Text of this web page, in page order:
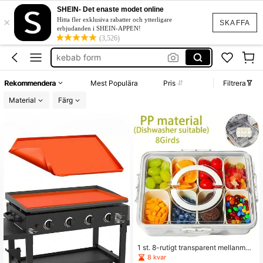
SKAFFA
×
SHEIN- Det enaste modet online
Hitta fler exklusiva rabatter och ytterligare
erbjudanden i SHEIN-APPEN!
(3,526)
grill
grill tillbehör
kebab form
grill skydd
Rekommendera Mest Populära Pris
Filtrera
Material
Färg
1 st. 8-rutigt transparent mellanmåls
låda, bärbar frukt- och grönsaksgod
8 kvar